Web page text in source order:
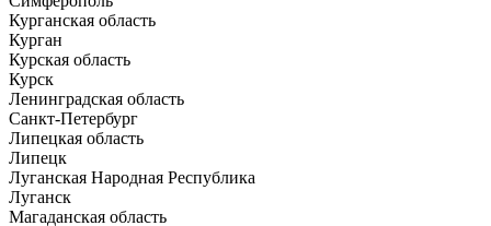
Курганская область
Курган
Курская область
Курск
Ленинградская область
Санкт-Петербург
Липецкая область
Липецк
Луганская Народная Республика
Луганск
Магаданская область